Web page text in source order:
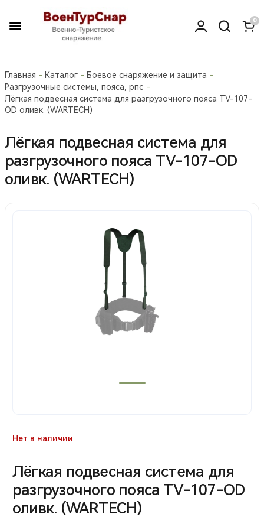
0
Главная Каталог
Боевое снаряжение и защита
Разгрузочные системы, пояса, рпс
Лёгкая подвесная система для разгрузочного пояса TV-107-
OD оливк. (WARTECH)
Лёгкая подвесная система для
разгрузочного пояса TV-107-OD
оливк. (WARTECH)
Нет в наличии
Лёгкая подвесная система для
разгрузочного пояса TV-107-OD
оливк. (WARTECH)